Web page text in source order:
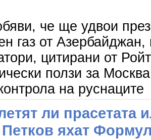
че ще удвои
газ от Азербайджан,
цитирани от
ползи за
на руснаците
ли прасетата
яхат